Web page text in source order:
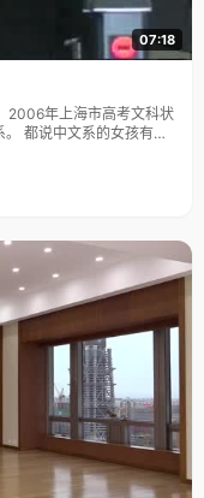
07:18
些
舟一张谦和温雅的面容，
。 在常方舟刚
市里，跟状元水平相差无
有沼泽荆棘，常方舟将高
来回忆。 跟很多状
一的成绩被保送重点高
，常方舟有一个保送北
舟毅然的放弃了这个名
得机会而惋惜，但是常方
自己考入北大。"从小学
学和历史方面的书籍，
很喜欢看。高一、高二期
平时，还帮忙出班上的海
平台。在文学的熏陶下，
选择了兴趣，选择了为自